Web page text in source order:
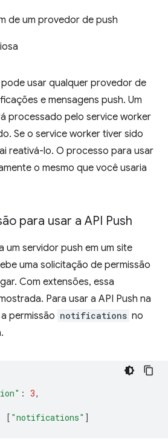
de um provedor de push
usar qualquer provedor de
e mensagens push. Um
processado pelo service worker
Se o service worker tiver sido
reativá-lo. O processo para usar
o mesmo que você usaria
para usar a API Push
um servidor push em um site
uma solicitação de permissão
Com extensões, essa
Para usar a API Push na
permissão notifications no
: 3,
[ "notifications" ]